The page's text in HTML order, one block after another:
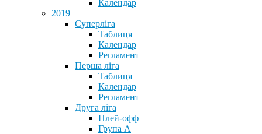
Календар
2019
Суперліга
Таблиця
Календар
Регламент
Перша ліга
Таблиця
Календар
Регламент
Друга ліга
Плей-офф
Група А